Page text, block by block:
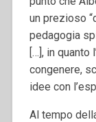
un prezioso
pedagogia
[…], in quanto
congenere,
idee con
Al tempo